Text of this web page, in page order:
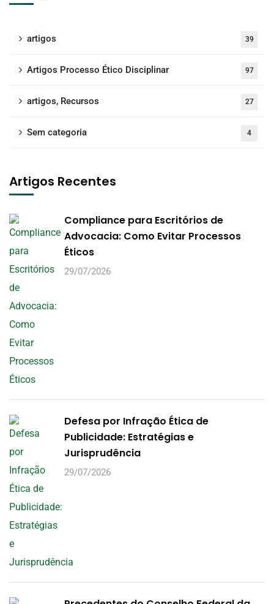
artigos 39
Artigos Processo Ético Disciplinar 97
artigos, Recursos 27
Sem categoria 4
Artigos Recentes
Compliance para Escritórios de
Advocacia: Como Evitar Processos
Éticos
29/07/2026
Defesa por Infração Ética de
Publicidade: Estratégias e
Jurisprudência
29/07/2026